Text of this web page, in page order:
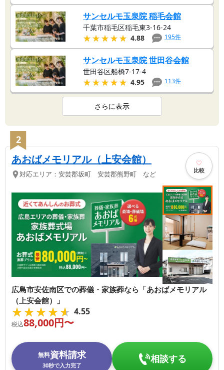
サンセルモ玉泉院 稲毛会館
千葉市稲毛区稲毛東3-16-24
★★★★★
★★★★★ 4.88 195件
サンセルモ玉泉院 世田谷会館
世田谷区船橋7-17-4
★★★★★
★★★★★ 4.95 113件
さらに表示
2
あおばメモリアル（上安会館）
対応エリア： 安芸郡坂町 安芸郡熊野町 など 比較
広島市安佐南区での葬儀・家族葬なら「あおばメモリアル
（上安会館）」
★★★★★
★★★★★ 4.55
税込88,000円〜
無料資料請求
30秒で入力完了
相談する